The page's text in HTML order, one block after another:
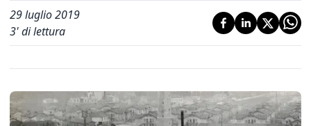
29 luglio 2019
3' di lettura